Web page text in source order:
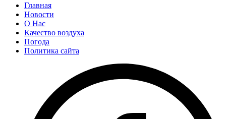
Главная
Новости
О Нас
Качество воздуха
Погода
Политика сайта